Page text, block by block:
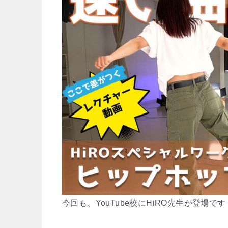
今回も、YouTube校にHiRO先生が登場です